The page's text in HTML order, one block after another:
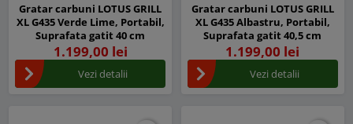
Gratar carbuni LOTUS GRILL
XL G435 Verde Lime, Portabil,
Suprafata gatit 40 cm
1.199,00 lei
Vezi detalii
Gratar carbuni LOTUS GRILL
XL G435 Albastru, Portabil,
Suprafata gatit 40,5 cm
1.199,00 lei
Vezi detalii